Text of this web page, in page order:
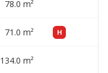
78.0 m²
71.0 m² H
134.0 m²